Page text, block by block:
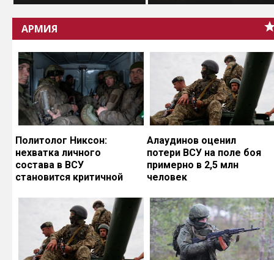
АРМИЯ
Политолог Никсон:
нехватка личного
состава в ВСУ
становится критичной
Алаудинов оценил
потери ВСУ на поле боя
примерно в 2,5 млн
человек